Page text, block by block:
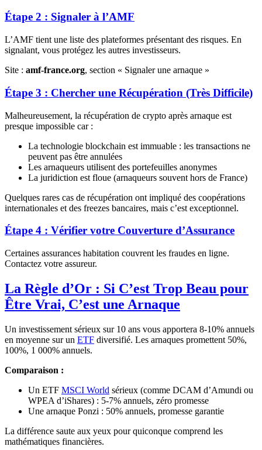
Étape 2 : Signaler à l’AMF
L’AMF tient une liste des plateformes présentant des risques. En
signalant, vous protégez les autres investisseurs.
Site : amf-france.org, section « Signaler une arnaque »
Étape 3 : Chercher une Récupération (Très Difficile)
Malheureusement, la récupération de crypto après arnaque est
presque impossible car :
La technologie blockchain est immuable : les transactions ne
peuvent pas être annulées
Les arnaqueurs utilisent des portefeuilles anonymes
La juridiction est floue (arnaqueurs souvent hors de France)
Quelques rares cas de récupération ont impliqué des coopérations
internationales et des freezes bancaires, mais c’est exceptionnel.
Étape 4 : Vérifier votre Couverture d’Assurance
Certaines assurances habitation couvrent les fraudes en ligne.
Contactez votre assureur.
La Règle d’Or : Si C’est Trop Beau pour
Être Vrai, C’est une Arnaque
Un investissement sérieux sur 10 ans vous apportera 8-10% annuels
en moyenne sur un ETF diversifié. Les arnaques promettent 50%,
100%, 1 000% annuels.
Comparaison :
Un ETF MSCI World sérieux (comme DCAM d’Amundi ou
WPEA d’iShares) : 5-7% annuels, zéro promesse
Une arnaque Ponzi : 50% annuels, promesse garantie
La différence saute aux yeux pour quiconque comprend les
mathématiques financières.